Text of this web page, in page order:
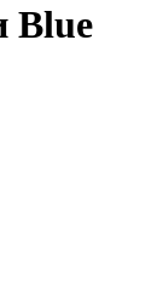
Blue